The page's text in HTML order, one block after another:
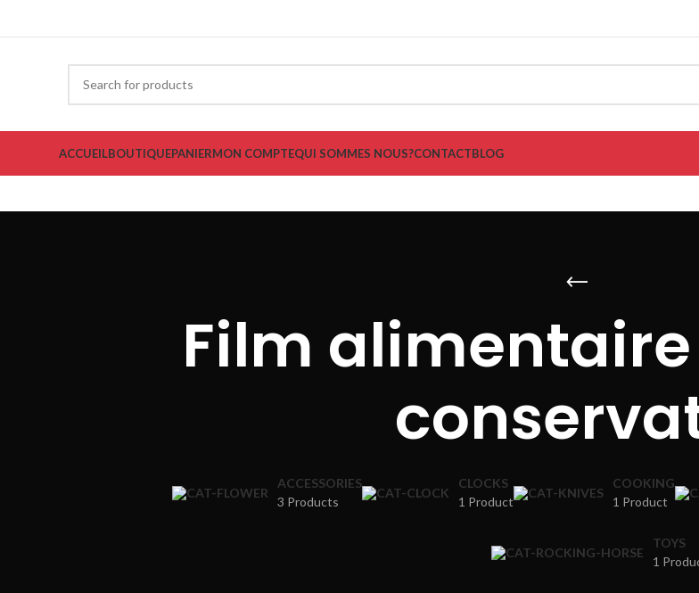
ACCUEILBOUTIQUEPANIERMON COMPTEQUI SOMMES NOUS?CONTACTBLOG
Film
ACCESSORIES
3 Products
CLOCKS
1 Product
COOKING
1 Product
TOYS
1